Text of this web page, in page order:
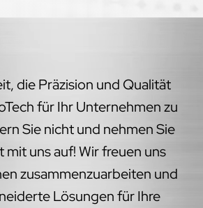
die Präzision und Qualität
für Ihr Unternehmen zu
Sie nicht und nehmen Sie
mit uns auf! Wir freuen uns
zusammenzuarbeiten und
Lösungen für Ihre